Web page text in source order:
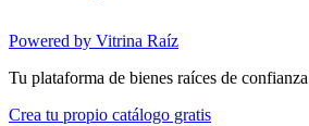
Powered by Vitrina Raíz
Tu plataforma de bienes raíces de confianza
Crea tu propio catálogo gratis